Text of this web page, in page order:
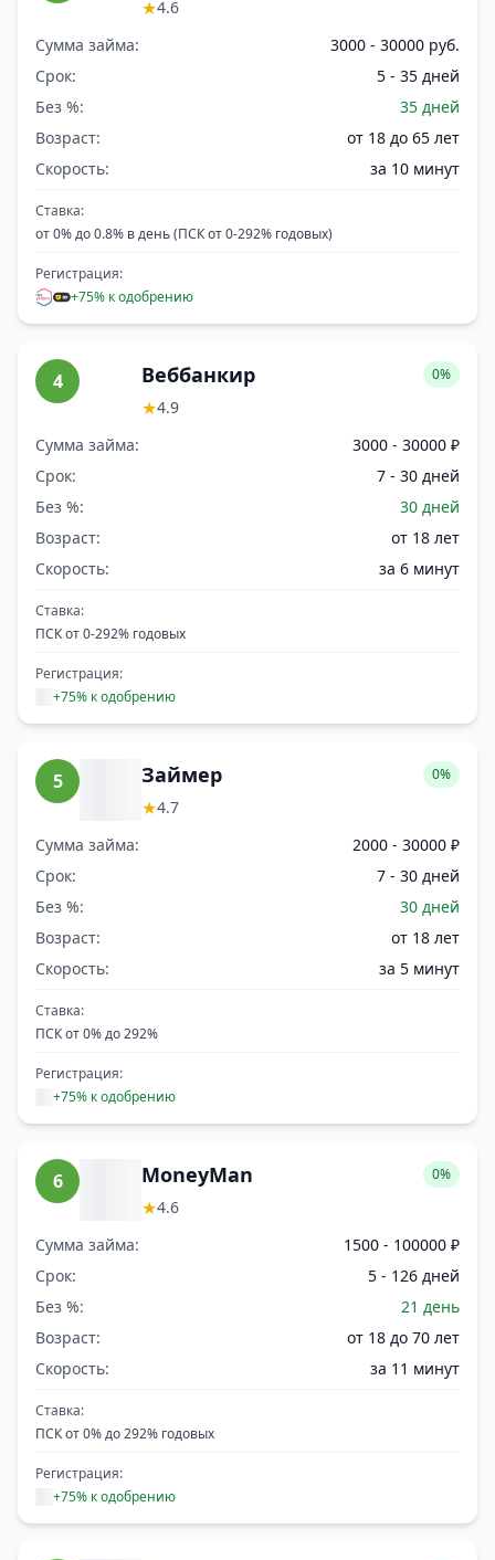
★4.6
Сумма займа:
3000 - 30000 руб.
Срок:
5 - 35 дней
Без %:
35 дней
Возраст:
от 18 до 65 лет
Скорость:
за 10 минут
Ставка:
от 0% до 0.8% в день (ПСК от 0-292% годовых)
Регистрация:
+75% к одобрению
4 Веббанкир
★4.9
0%
Сумма займа:
3000 - 30000 ₽
Срок:
7 - 30 дней
Без %:
30 дней
Возраст:
от 18 лет
Скорость:
за 6 минут
Ставка:
ПСК от 0-292% годовых
Регистрация:
+75% к одобрению
5 Займер
★4.7
0%
Сумма займа:
2000 - 30000 ₽
Срок:
7 - 30 дней
Без %:
30 дней
Возраст:
от 18 лет
Скорость:
за 5 минут
Ставка:
ПСК от 0% до 292%
Регистрация:
+75% к одобрению
6 MoneyMan
★4.6
0%
Сумма займа:
1500 - 100000 ₽
Срок:
5 - 126 дней
Без %:
21 день
Возраст:
от 18 до 70 лет
Скорость:
за 11 минут
Ставка:
ПСК от 0% до 292% годовых
Регистрация:
+75% к одобрению